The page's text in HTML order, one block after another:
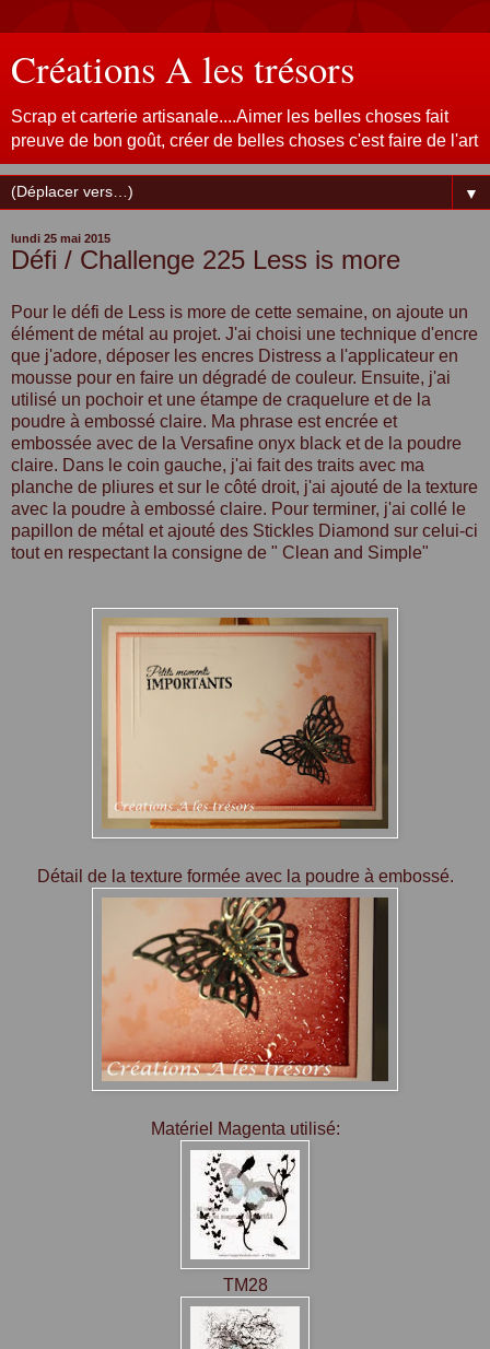
Créations A les trésors
Scrap et carterie artisanale....Aimer les belles choses fait
preuve de bon goût, créer de belles choses c'est faire de l'art
▼
lundi 25 mai 2015
Défi / Challenge 225 Less is more
Pour le défi de Less is more de cette semaine, on ajoute un
élément de métal au projet. J'ai choisi une technique d'encre
que j'adore, déposer les encres Distress a l'applicateur en
mousse pour en faire un dégradé de couleur. Ensuite, j'ai
utilisé un pochoir et une étampe de craquelure et de la
poudre à embossé claire. Ma phrase est encrée et
embossée avec de la Versafine onyx black et de la poudre
claire. Dans le coin gauche, j'ai fait des traits avec ma
planche de pliures et sur le côté droit, j'ai ajouté de la texture
avec la poudre à embossé claire. Pour terminer, j'ai collé le
papillon de métal et ajouté des Stickles Diamond sur celui-ci
tout en respectant la consigne de " Clean and Simple"
Détail de la texture formée avec la poudre à embossé.
Matériel Magenta utilisé:
TM28